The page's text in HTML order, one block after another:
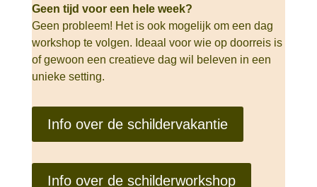
Geen tijd voor een hele week?
Geen probleem! Het is ook mogelijk om een dag
workshop te volgen. Ideaal voor wie op doorreis is
of gewoon een creatieve dag wil beleven in een
unieke setting.
Info over de schildervakantie
Info over de schilderworkshop